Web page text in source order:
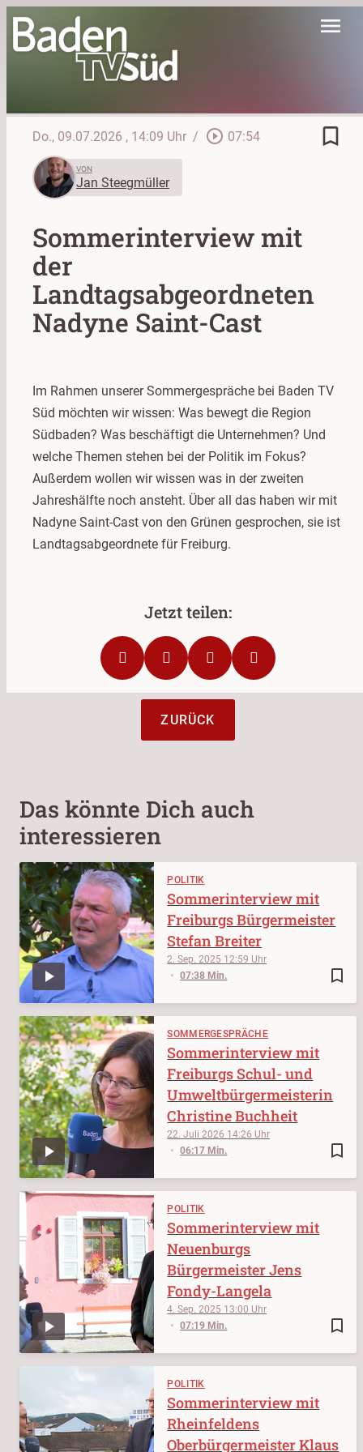
menu
Do., 09.07.2026 , 14:09 Uhr / play_circle_outline 07:54 bookmark_border
VON
Jan Steegmüller
Sommerinterview mit
der
Landtagsabgeordneten
Nadyne Saint-Cast
Im Rahmen unserer Sommergespräche bei Baden TV
Süd möchten wir wissen: Was bewegt die Region
Südbaden? Was beschäftigt die Unternehmen? Und
welche Themen stehen bei der Politik im Fokus?
Außerdem wollen wir wissen was in der zweiten
Jahreshälfte noch ansteht. Über all das haben wir mit
Nadyne Saint-Cast von den Grünen gesprochen, sie ist
Landtagsabgeordnete für Freiburg.
ZURÜCK
Das könnte Dich auch
interessieren
POLITIK
bookmark_border
2. Sep. 2025 12:59
07:38 Min.
Sommerinterview mit
Freiburgs Bürgermeister
Stefan Breiter
SOMMERGESPRÄCHE
bookmark_border
22. Juli 2026 14:26
06:17 Min.
Sommerinterview mit
Freiburgs Schul- und
Umweltbürgermeisterin
Christine Buchheit
POLITIK
bookmark_border
4. Sep. 2025 13:00
07:19 Min.
Sommerinterview mit
Neuenburgs
Bürgermeister Jens
Fondy-Langela
POLITIK
Sommerinterview mit
Rheinfeldens
Oberbürgermeister Klaus